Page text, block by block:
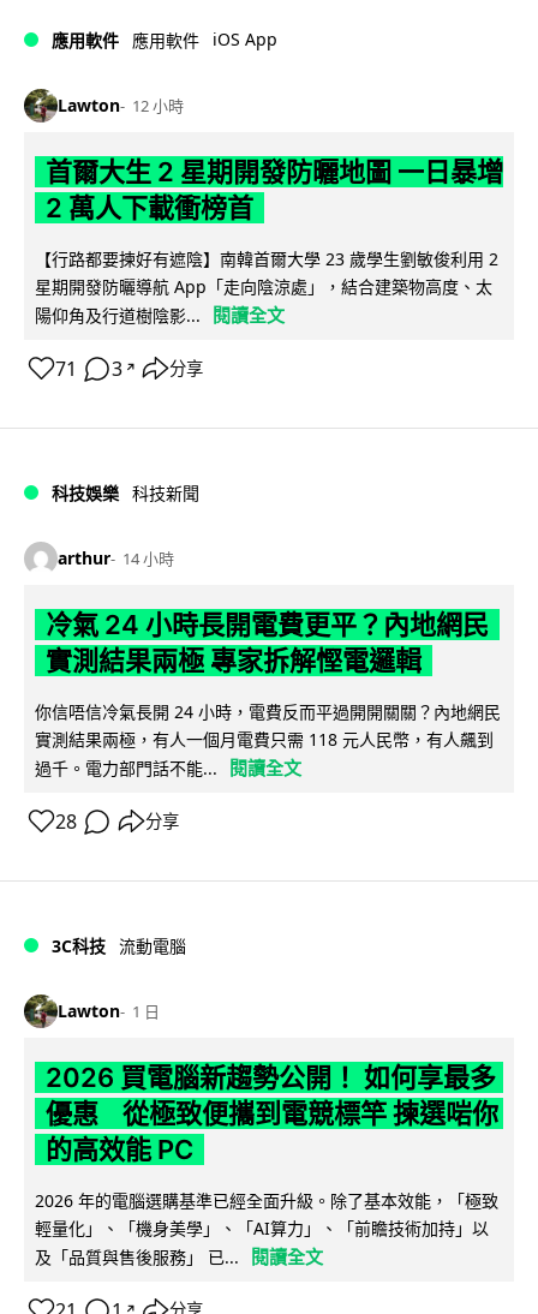
應用軟件 應用軟件 iOS App
Lawton 12 小時
首爾大生 2 星期開發防曬地圖 一日暴增
2 萬人下載衝榜首
【行路都要揀好有遮陰】南韓首爾大學 23 歲學生劉敏俊利用 2
星期開發防曬導航 App「走向陰涼處」，結合建築物高度、太
陽仰角及行道樹陰影...
閱讀全文
71 3 ↗ 分享
科技娛樂 科技新聞
arthur 14 小時
冷氣 24 小時長開電費更平？內地網民
實測結果兩極 專家拆解慳電邏輯
你信唔信冷氣長開 24 小時，電費反而平過開開關關？內地網民
實測結果兩極，有人一個月電費只需 118 元人民幣，有人飆到
過千。電力部門話不能...
閱讀全文
28 分享
3C科技 流動電腦
Lawton 1 日
2026 買電腦新趨勢公開！ 如何享最多
優惠 從極致便攜到電競標竿 揀選啱你
的高效能 PC
2026 年的電腦選購基準已經全面升級。除了基本效能，「極致
輕量化」、「機身美學」、「AI算力」、「前瞻技術加持」以
及「品質與售後服務」 已...
閱讀全文
↗